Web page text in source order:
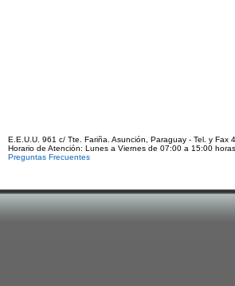
E.E.U.U. 961 c/ Tte. Fariña. Asunción, Paraguay - Tel. y Fax
Horario de Atención: Lunes a Viernes de 07:00 a 15:00 horas
Preguntas Frecuentes